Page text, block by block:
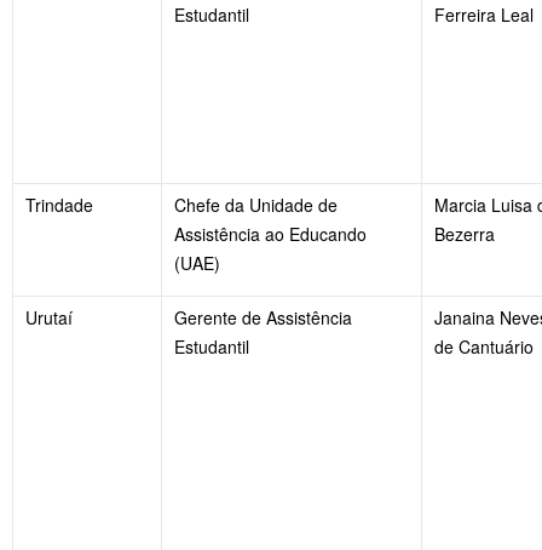
Estudantil
Ferreira Leal
Trindade
Chefe da Unidade de
Assistência ao Educando
(UAE)
Marcia Luisa
Bezerra
Urutaí
Gerente de Assistência
Estudantil
Janaina
de Cantuário